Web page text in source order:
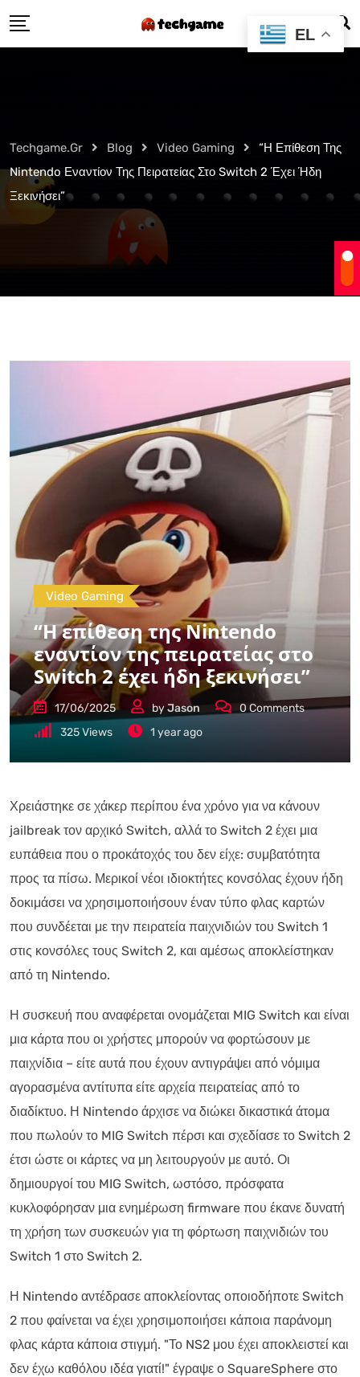
to
Techgame.gr Blog Video Gaming
“Η Επίθεση Της
Nintendo Εναντίον Της Πειρατείας Στο Switch 2 Έχει Ήδη
Ξεκινήσει”
Video Gaming
“Η επίθεση της Nintendo
εναντίον της πειρατείας στο
Switch 2 έχει ήδη ξεκινήσει”
17/06/2025 byJason 0Comments
325Views 1 year ago
Χρειάστηκε σε χάκερ περίπου ένα χρόνο για να κάνουν
jailbreak τον αρχικό Switch, αλλά το Switch 2 έχει μια
ευπάθεια που ο προκάτοχός του δεν είχε: συμβατότητα
προς τα πίσω. Μερικοί νέοι ιδιοκτήτες κονσόλας έχουν ήδη
δοκιμάσει να χρησιμοποιήσουν έναν τύπο φλας καρτών
που συνδέεται με την πειρατεία παιχνιδιών του Switch 1
στις κονσόλες τους Switch 2, και αμέσως αποκλείστηκαν
από τη Nintendo.
Η συσκευή που αναφέρεται ονομάζεται MIG Switch και είναι
μια κάρτα που οι χρήστες μπορούν να φορτώσουν με
παιχνίδια – είτε αυτά που έχουν αντιγράψει από νόμιμα
αγορασμένα αντίτυπα είτε αρχεία πειρατείας από το
διαδίκτυο. Η Nintendo άρχισε να διώκει δικαστικά άτομα
που πωλούν το MIG Switch πέρσι και σχεδίασε το Switch 2
έτσι ώστε οι κάρτες να μη λειτουργούν με αυτό. Οι
δημιουργοί του MIG Switch, ωστόσο, πρόσφατα
κυκλοφόρησαν μια ενημέρωση firmware που έκανε δυνατή
τη χρήση των συσκευών για τη φόρτωση παιχνιδιών του
Switch 1 στο Switch 2.
Η Nintendo αντέδρασε αποκλείοντας οποιοδήποτε Switch
2 που φαίνεται να έχει χρησιμοποιήσει κάποια παράνομη
φλας κάρτα κάποια στιγμή. "Το NS2 μου έχει αποκλειστεί και
δεν έχω καθόλου ιδέα γιατί!" έγραψε ο SquareSphere στο
EL